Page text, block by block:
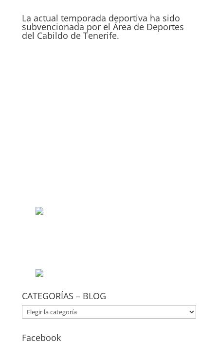
La actual temporada deportiva ha sido
subvencionada por el Área de Deportes
del Cabildo de Tenerife.
CATEGORÍAS – BLOG
CATEGORÍAS
–
Facebook